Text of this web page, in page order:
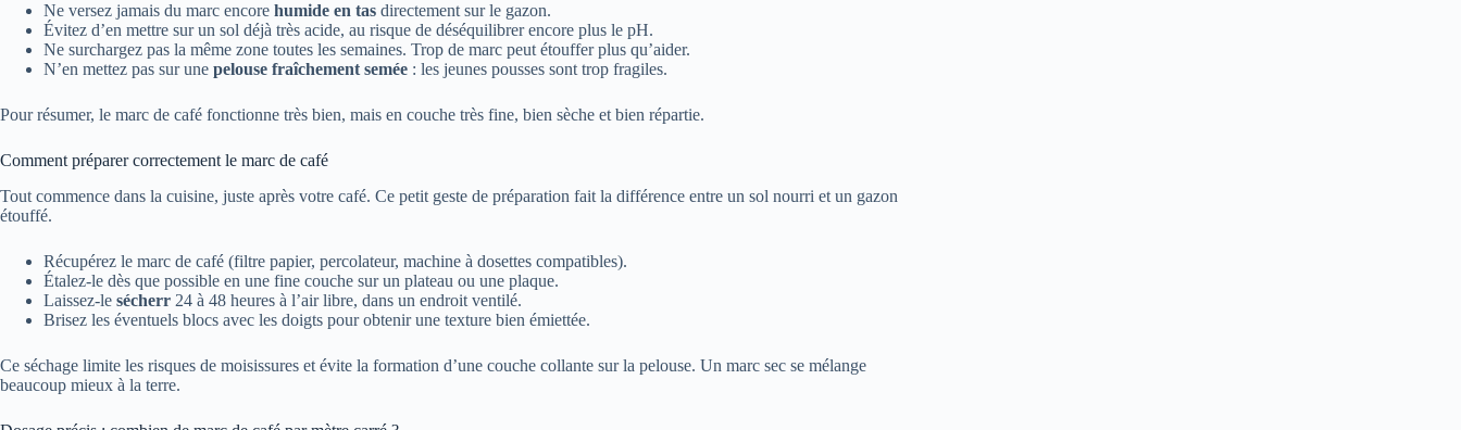
Ne versez jamais du marc encore humide en tas directement sur le gazon.
Évitez d’en mettre sur un sol déjà très acide, au risque de déséquilibrer encore plus le pH.
Ne surchargez pas la même zone toutes les semaines. Trop de marc peut étouffer plus qu’aider.
N’en mettez pas sur une pelouse fraîchement semée : les jeunes pousses sont trop fragiles.
Pour résumer, le marc de café fonctionne très bien, mais en couche très fine, bien sèche et bien répartie.
Comment préparer correctement le marc de café
Tout commence dans la cuisine, juste après votre café. Ce petit geste de préparation fait la différence entre un sol nourri et un gazon
étouffé.
Récupérez le marc de café (filtre papier, percolateur, machine à dosettes compatibles).
Étalez-le dès que possible en une fine couche sur un plateau ou une plaque.
Laissez-le sécherr 24 à 48 heures à l’air libre, dans un endroit ventilé.
Brisez les éventuels blocs avec les doigts pour obtenir une texture bien émiettée.
Ce séchage limite les risques de moisissures et évite la formation d’une couche collante sur la pelouse. Un marc sec se mélange
beaucoup mieux à la terre.